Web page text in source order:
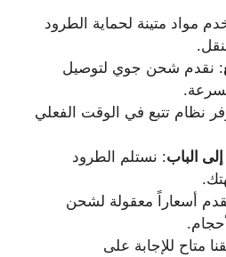
مواد متينة لحماية الطرود
: نقدم شحن جوي لتوصيل
نظام تتبع في الوقت الفعلي
الباب: نستلم الطرود
أسعاراً معقولة لشحن
متاح للإجابة على